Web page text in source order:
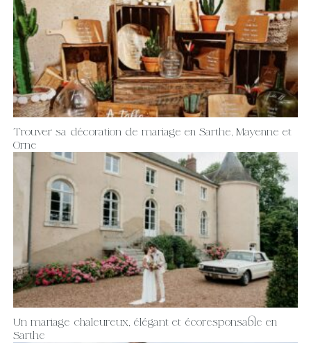
Trouver sa décoration de mariage en Sarthe, Mayenne et
Orne
Un mariage chaleureux, élégant et écoresponsable en
Sarthe